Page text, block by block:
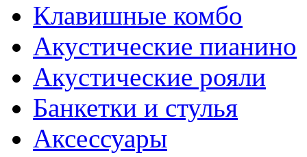
Клавишные комбо
Акустические пианино
Акустические рояли
Банкетки и стулья
Аксессуары